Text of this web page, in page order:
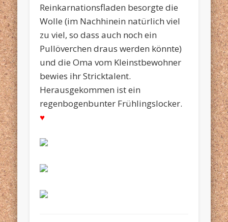
Reinkarnationsfladen besorgte die
Wolle (im Nachhinein natürlich viel
zu viel, so dass auch noch ein
Pullöverchen draus werden könnte)
und die Oma vom Kleinstbewohner
bewies ihr Stricktalent.
Herausgekommen ist ein
regenbogenbunter Frühlingslocker.
♥